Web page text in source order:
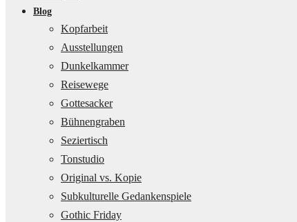
Blog
Kopfarbeit
Ausstellungen
Dunkelkammer
Reisewege
Gottesacker
Bühnengraben
Seziertisch
Tonstudio
Original vs. Kopie
Subkulturelle Gedankenspiele
Gothic Friday